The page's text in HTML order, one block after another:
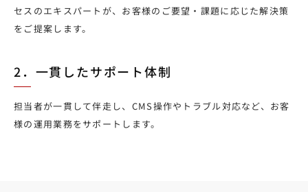
セスのエキスパートが、お客様のご要望・課題に応じた解決策
をご提案します。
2．一貫したサポート体制
担当者が一貫して伴走し、CMS操作やトラブル対応など、お客
様の運用業務をサポートします。